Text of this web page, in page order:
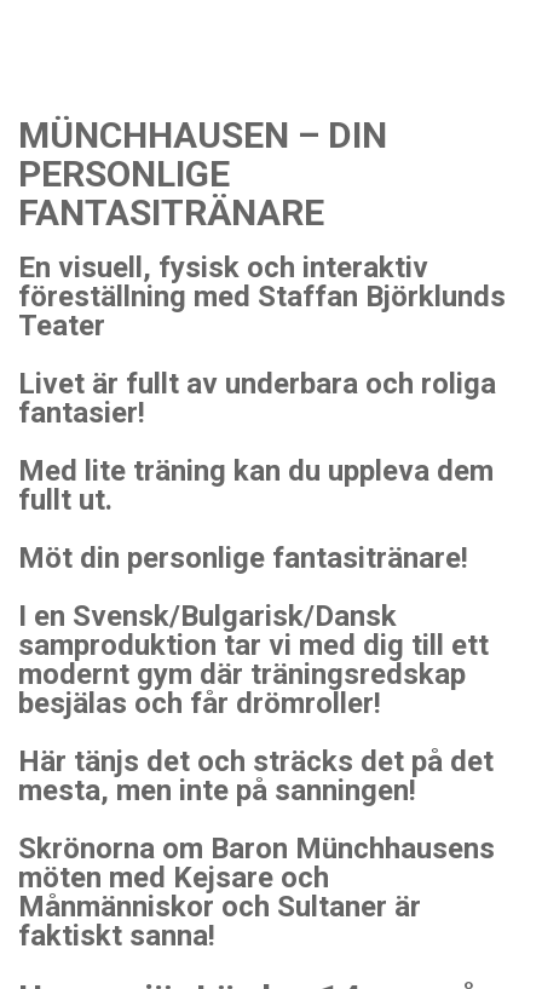
MÜNCHHAUSEN – DIN
PERSONLIGE
FANTASITRÄNARE
En visuell, fysisk och interaktiv
föreställning med Staffan Björklunds
Teater
Livet är fullt av underbara och roliga
fantasier!
Med lite träning kan du uppleva dem
fullt ut.
Möt din personlige fantasitränare!
I en Svensk/Bulgarisk/Dansk
samproduktion tar vi med dig till ett
modernt gym där träningsredskap
besjälas och får drömroller!
Här tänjs det och sträcks det på det
mesta, men inte på sanningen!
Skrönorna om Baron Münchhausens
möten med Kejsare och
Månmänniskor och Sultaner är
faktiskt sanna!